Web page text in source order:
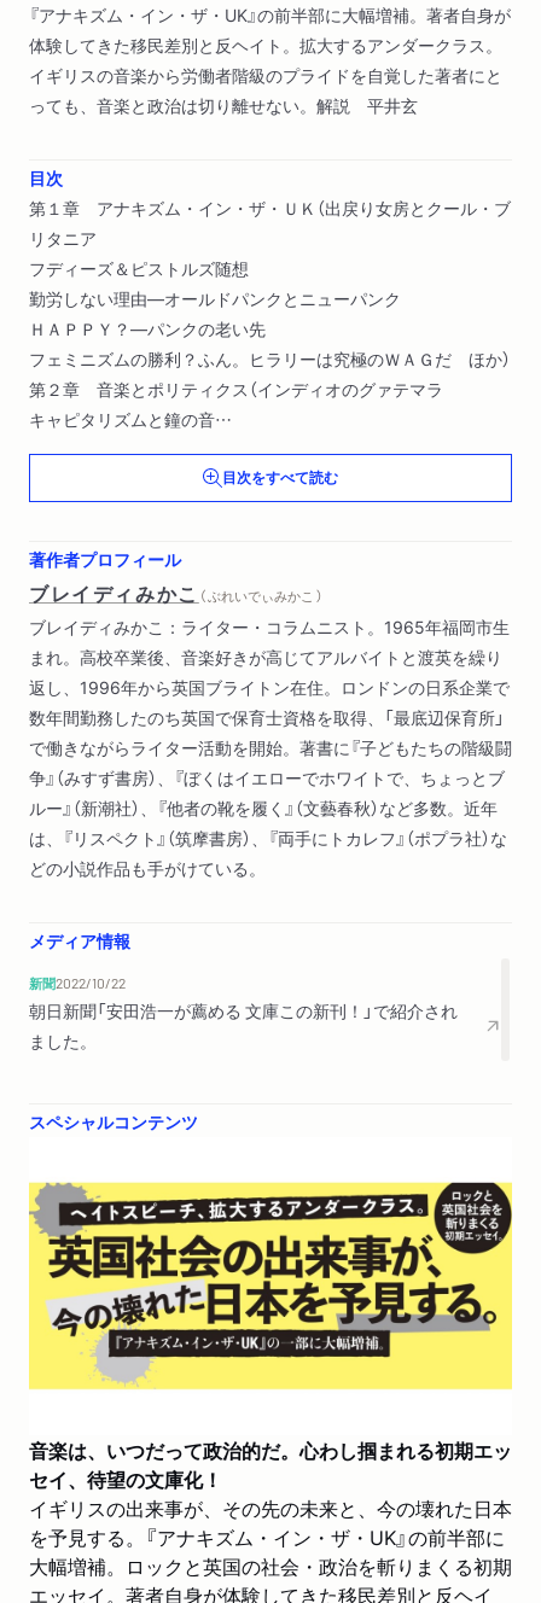
『アナキズム・イン・ザ・UK』の前半部に大幅増補。著者自身が
体験してきた移民差別と反ヘイト。拡大するアンダークラス。
イギリスの音楽から労働者階級のプライドを自覚した著者にと
っても、音楽と政治は切り離せない。解説 平井玄
目次
第１章 アナキズム・イン・ザ・ＵＫ（出戻り女房とクール・ブ
リタニア
フディーズ＆ピストルズ随想
勤労しない理由―オールドパンクとニューパンク
ＨＡＰＰＹ？―パンクの老い先
フェミニズムの勝利？ふん。ヒラリーは究極のＷＡＧだ ほか）
第２章 音楽とポリティクス（インディオのグァテマラ
キャピタリズムと鐘の音
淫らなほどキャピタリスト。の時代
ウヨクとモリッシーとサヨク ほか）
目次をすべて読む
著作者プロフィール
ブレイディみかこ （ ぶれいでぃみかこ ）
ブレイディみかこ：ライター・コラムニスト。1965年福岡市生
まれ。高校卒業後、音楽好きが高じてアルバイトと渡英を繰り
返し、1996年から英国ブライトン在住。ロンドンの日系企業で
数年間勤務したのち英国で保育士資格を取得、「最底辺保育所」
で働きながらライター活動を開始。著書に『子どもたちの階級闘
争』（みすず書房）、『ぼくはイエローでホワイトで、ちょっとブ
ルー』（新潮社）、『他者の靴を履く』（文藝春秋）など多数。近年
は、『リスペクト』（筑摩書房）、『両手にトカレフ』（ポプラ社）な
どの小説作品も手がけている。
メディア情報
新聞2022/10/22
朝日新聞「安田浩一が薦める 文庫この新刊！」で紹介され
ました。
スペシャルコンテンツ
音楽は、いつだって政治的だ。心わし掴まれる初期エッ
セイ、待望の文庫化！
イギリスの出来事が、その先の未来と、今の壊れた日本
を予見する。『アナキズム・イン・ザ・UK』の前半部に
大幅増補。ロックと英国の社会・政治を斬りまくる初期
エッセイ。著者自身が体験してきた移民差別と反ヘイ